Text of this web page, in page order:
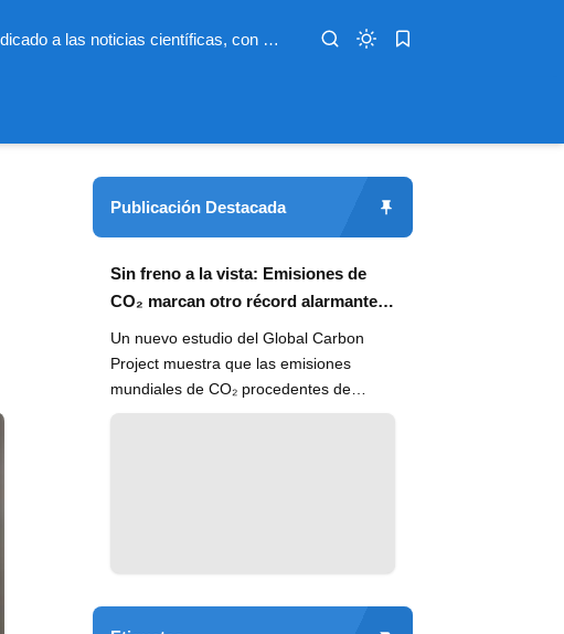
Infoterio es un medio digital dedicado a las noticias científicas, con artículos extensos y bien documentados sobre salud, medioambiente, tecnología, espacio, psicología, evolución y más. Nuestro objetivo es hacer accesible el conocimiento científico a lectores de habla hispana en todo el mundo, con información actualizada, fuentes confiables y explicaciones claras que conectan la ciencia con la vida cotidiana.
Publicación Destacada
Sin freno a la vista: Emisiones de
CO₂ marcan otro récord alarmante
en 2024
Un nuevo estudio del Global Carbon
Project muestra que las emisiones
mundiales de CO₂ procedentes de
combustibles fósiles han alcanzado un